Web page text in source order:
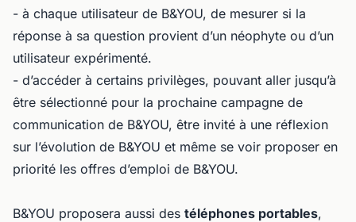
- à chaque utilisateur de B&YOU, de mesurer si la
réponse à sa question provient d’un néophyte ou d’un
utilisateur expérimenté.
- d’accéder à certains privilèges, pouvant aller jusqu’à
être sélectionné pour la prochaine campagne de
communication de B&YOU, être invité à une réflexion
sur l’évolution de B&YOU et même se voir proposer en
priorité les offres d’emploi de B&YOU.
B&YOU proposera aussi des téléphones portables,